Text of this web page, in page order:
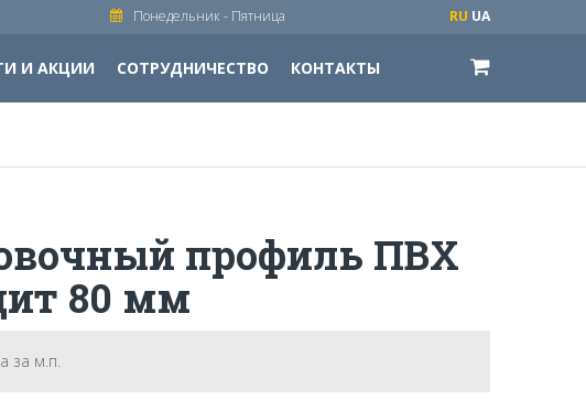
И АКЦИИ СОТРУДНИЧЕСТВО КОНТАКТЫ
Понедельник - Пятница RU UA
профиль ПВХ
80 мм
за м.п.